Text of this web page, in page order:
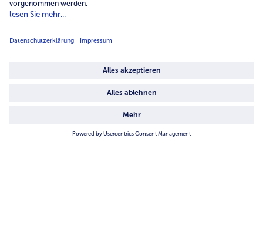
Mo.-Fr.: 7-21 Uhr Sa: 8-16 Uhr
Service